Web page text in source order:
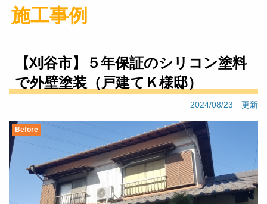
施工事例
【刈谷市】５年保証のシリコン塗料
で外壁塗装（戸建てＫ様邸）
2024/08/23 更新
Before